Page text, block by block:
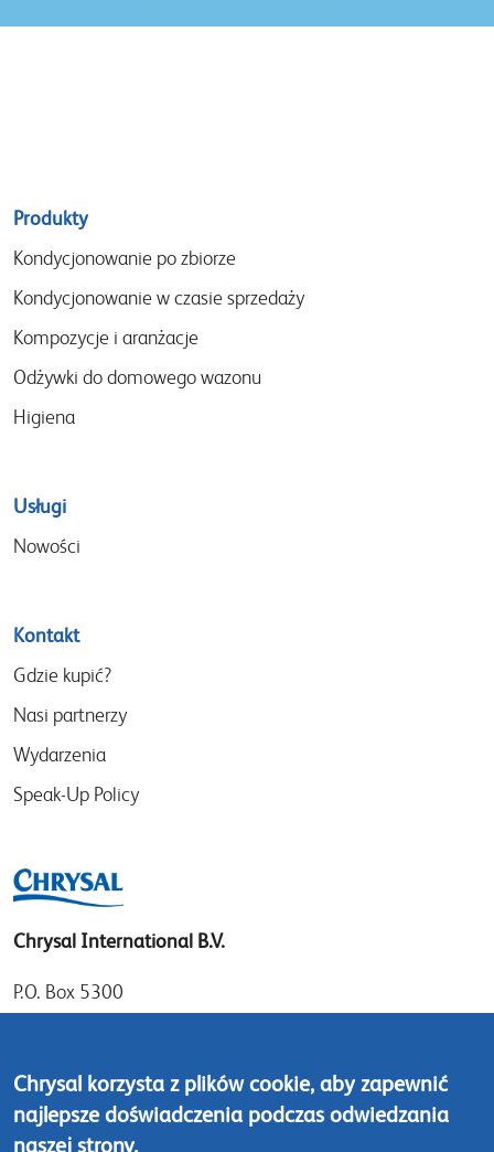
Sitemap
menu
Produkty
Kondycjonowanie po zbiorze
Kondycjonowanie w czasie sprzedaży
Kompozycje i aranżacje
Odżywki do domowego wazonu
Higiena
Usługi
Nowości
Kontakt
Gdzie kupić?
Nasi partnerzy
Wydarzenia
Speak-Up Policy
Chrysal International B.V.
P.O. Box 5300
1411 DD Naarden
The Netherlands
Chrysal korzysta z plików cookie, aby zapewnić
najlepsze doświadczenia podczas odwiedzania
naszej strony.